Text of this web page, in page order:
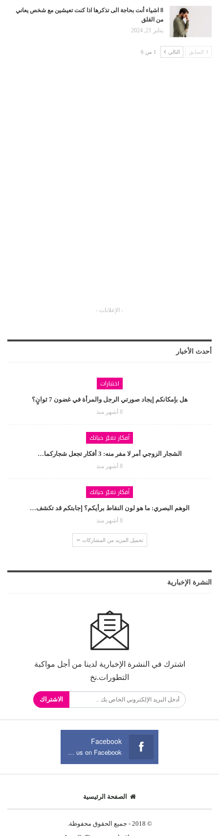
8 اشياء أنت بحاجة الى تذكرها اذا كنت تعيشين مع شخص يعاني
من القلق
يناير 21, 2024
السابق التالي 1 من 6
- الإعلانات -
أحدث الأخبار
اختبارات
هل بإمكانكم إيجاد صورتي الرجل والمرأة في غضون 7 ثوانٍ؟
8 أشهر منذ
أفكار تغيّر حياتك
الشجار الزوجي أمر لا مفر منه: 3 أفكار تجعل شجاركما…
8 أشهر منذ
أفكار تغيّر حياتك
الوهم البصري: ما هو لون النقاط برأيكم؟ إجابتكم قد تكشف…
8 أشهر منذ
تحميل المزيد من المشاركات
النشرة الإخبارية
اشترك في النشرة الإخبارية لدينا من أجل مواكبة
التطورات.نخ
الاشتراك
Facebook
Join us on Facebook
الصفحة الرئيسية
© 2018 - جميع الحقوق محفوظة.